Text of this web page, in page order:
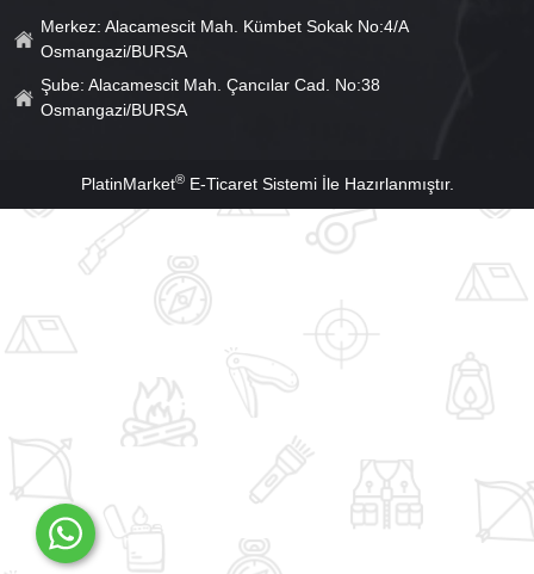
Merkez: Alacamescit Mah. Kümbet Sokak No:4/A
Osmangazi/BURSA
Şube: Alacamescit Mah. Çancılar Cad. No:38
Osmangazi/BURSA
PlatinMarket®E-Ticaret Sistemiİle Hazırlanmıştır.